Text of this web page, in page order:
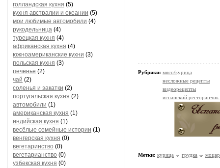
голландская кухня (5)
кухня австралии и океании (5)
мои любимые автомобили (4)
рукодельница (4)
турецкая кухня (4)
африканская кухня (4)
южноамериканские кухни (3)
польская кухня (3)
печенье (2)
чай (2)
соленья и закатки (2)
португальская кухня (2)
автомобили (1)
американская кухня (1)
индийская кухня (1)
весёлые семейные истории (1)
венгерская кухня (0)
вегетаринство (0)
вегетарианство (0)
узбекская кухня (0)
Рубрики: мясо/курица
несложные рецепты
видеорецепты
испанский
Метки: курица грудка